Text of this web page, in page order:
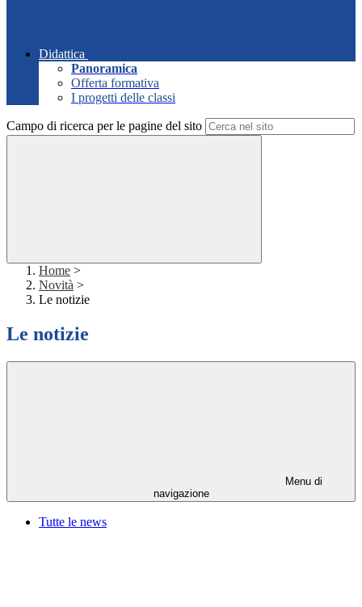
Didattica
Panoramica
Offerta formativa
I progetti delle classi
Campo di ricerca per le pagine del sito
Home >
Novità >
Le notizie
Le notizie
Menu di
navigazione
Tutte le news